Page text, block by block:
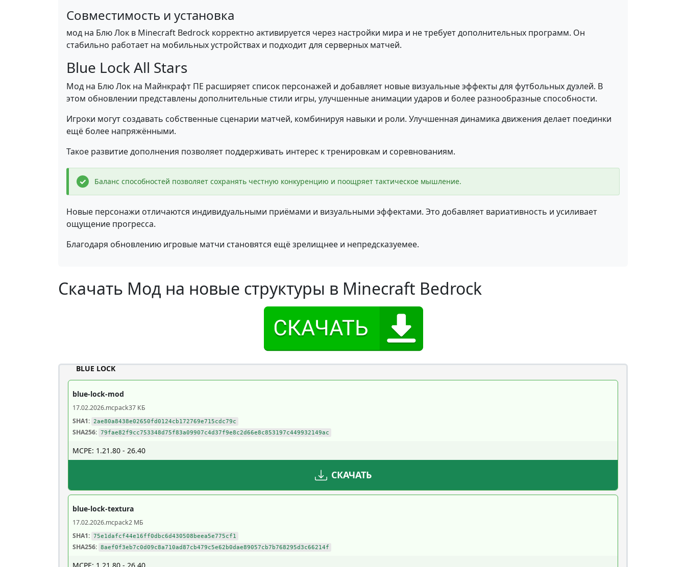
Совместимость и установка
мод на Блю Лок в Minecraft Bedrock корректно активируется через настройки мира и не требует дополнительных программ. Он
стабильно работает на мобильных устройствах и подходит для серверных матчей.
Blue Lock All Stars
Мод на Блю Лок на Майнкрафт ПЕ расширяет список персонажей и добавляет новые визуальные эффекты для футбольных дуэлей. В
этом обновлении представлены дополнительные стили игры, улучшенные анимации ударов и более разнообразные способности.
Игроки могут создавать собственные сценарии матчей, комбинируя навыки и роли. Улучшенная динамика движения делает поединки
ещё более напряжёнными.
Такое развитие дополнения позволяет поддерживать интерес к тренировкам и соревнованиям.
Баланс способностей позволяет сохранять честную конкуренцию и поощряет тактическое мышление.
Новые персонажи отличаются индивидуальными приёмами и визуальными эффектами. Это добавляет вариативность и усиливает
ощущение прогресса.
Благодаря обновлению игровые матчи становятся ещё зрелищнее и непредсказуемее.
Скачать Мод на новые структуры в Minecraft Bedrock
BLUE LOCK
blue-lock-mod
17.02.2026.mcpack37 КБ
SHA1: 2ae80a8438e02650fd0124cb172769e715cdc79c
SHA256: 79fae82f9cc753348d75f83a09907c4d37f9e8c2d66e8c853197c449932149ac
MCPE: 1.21.80 - 26.40
СКАЧАТЬ
blue-lock-textura
17.02.2026.mcpack2 МБ
SHA1: 75e1dafcf44e16ff0dbc6d430508beea5e775cf1
SHA256: 8aef0f3eb7c0d09c8a710ad87cb479c5e62b0dae89057cb7b768295d3c66214f